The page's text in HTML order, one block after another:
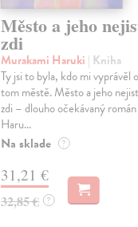
Město a jeho
zdi
Murakami Haruki | Kniha
Ty jsi to byla, kdo mi vyprávěl o
tom městě. Město a jeho
zdi – dlouho očekávaný román
Haru...
Na sklade ?
31,21 €
32,85 € ?